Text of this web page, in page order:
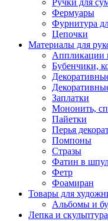
Ручки для
Фермуары
Фурнитура
Цепочки
Материалы для
Аппликации
Бубенчики,
Заплатки
Мононить,
Пайетки
Перья
Помпоны
Стразы
Фатин в
Фетр
Фоамиран
Товары для
Альбомы и
Лепка и скульптура